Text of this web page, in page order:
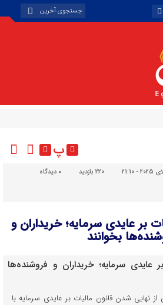
پ
220 بازدید دیدگاه
بر عایدی سرمایه؛ خریداران و
بخوانند
نهایی شدن قانون مالیات بر عایدی سرمایه با